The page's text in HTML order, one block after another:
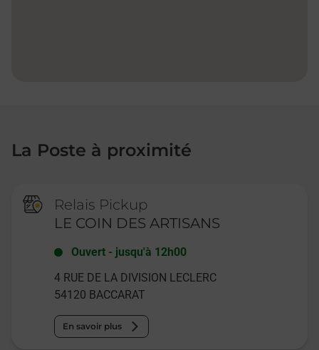
La Poste à proximité
Relais Pickup
LE COIN DES ARTISANS
Ouvert - jusqu'à 12h00
4 RUE DE LA DIVISION LECLERC
54120 BACCARAT
En savoir plus